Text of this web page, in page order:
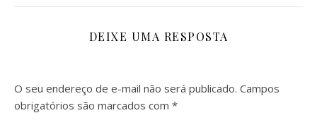
DEIXE UMA RESPOSTA
O seu endereço de e-mail não será publicado. Campos
obrigatórios são marcados com *